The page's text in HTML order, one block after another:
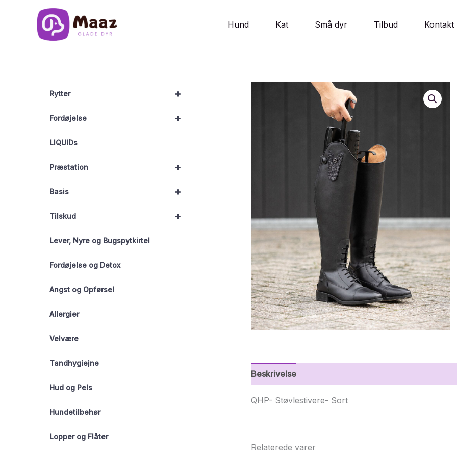
Hund Kat Små dyr Tilbud Kontakt
+
Rytter
+
Fordøjelse
LIQUIDs
+
Præstation
+
Basis
+
Tilskud
Lever, Nyre og Bugspytkirtel
Fordøjelse og Detox
Angst og Opførsel
Allergier
Velvære
Tandhygiejne
Hud og Pels
Hundetilbehør
Lopper og Flåter
Beskrivelse
QHP- Støvlestivere- Sort
Relaterede varer